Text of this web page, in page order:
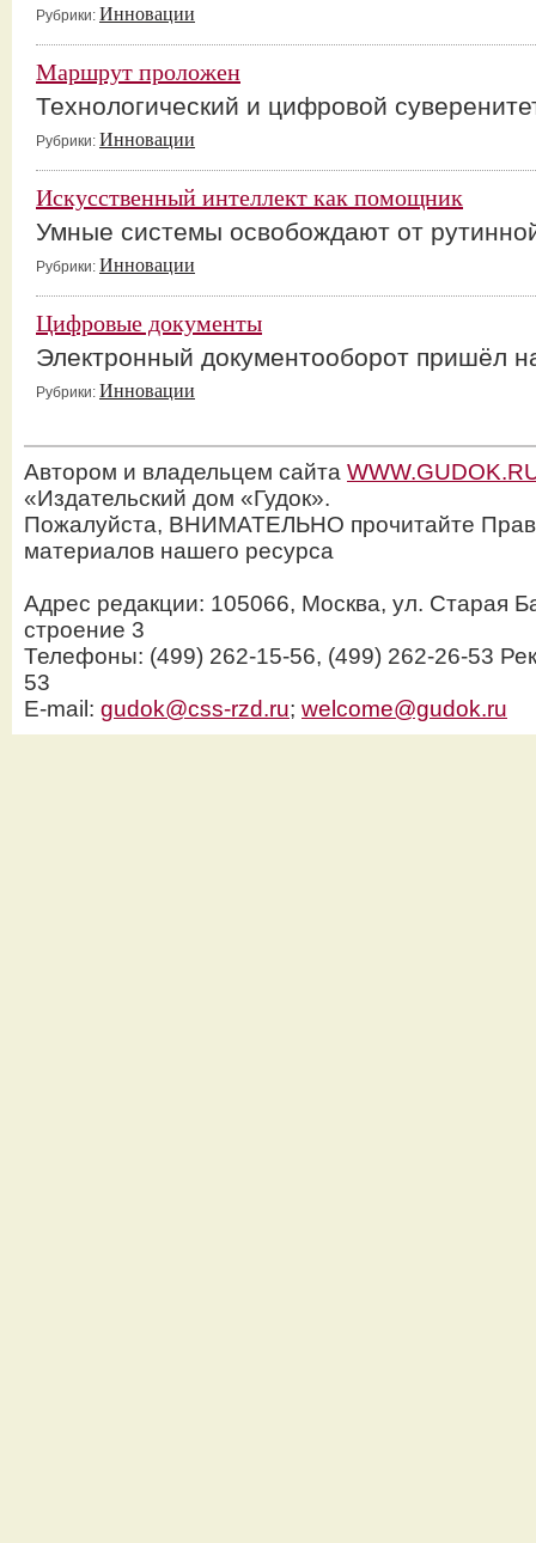
Рубрики: Инновации
Маршрут проложен
Технологический и цифровой
Рубрики: Инновации
Искусственный интеллект как помощник
Умные системы освобождают от
Рубрики: Инновации
Цифровые документы
Электронный документооборот пришёл
Рубрики: Инновации
Автором и владельцем сайта
«Издательский дом «Гудок».
Пожалуйста, ВНИМАТЕЛЬНО прочитайте
материалов нашего ресурса
Адрес редакции: 105066, Москва, ул. Старая
строение 3
Телефоны: (499) 262-15-56, (499) 262-26-53
53
E-mail: gudok@css-rzd.ru; welcome@gudok.ru